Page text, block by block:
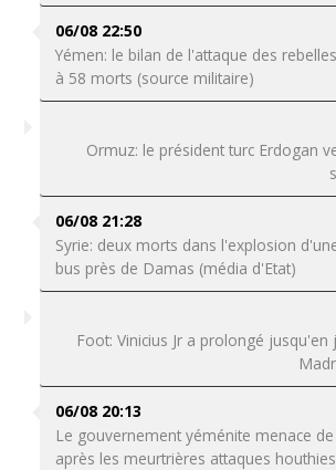
06/08 22:50
Yémen: le bilan de l'attaque des
à 58 morts (source militaire)
Ormuz: le président turc Erdogan
06/08 21:28
Syrie: deux morts dans l'explosion
bus près de Damas (média d'Etat)
Foot: Vinicius Jr a prolongé jusqu'en
06/08 20:13
Le gouvernement yéménite menace
après les meurtrières attaques houthies